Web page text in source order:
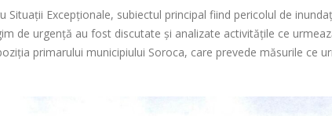
Excepţionale, subiectul principal fiind pericolul de
de urgență au fost discutate și analizate activitățile ce
primarului municipiului Soroca, care prevede măsurile ce